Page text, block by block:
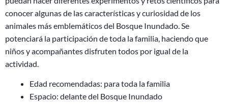
Espacio: delante del Bosque Inundado
Capacidad: 50 personas por pase
Duración: 1 hora y 30 minutos)
Pases: 11,30h – 13h – 16h – 17,30h
Una muestra adaptada en formato demostración de aquellos
experimentos científicos que se pueden ver en los talleres y